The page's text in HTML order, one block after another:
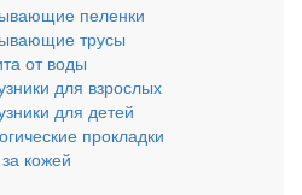
пеленки
трусы
от воды
для взрослых
для детей
прокладки
кожей